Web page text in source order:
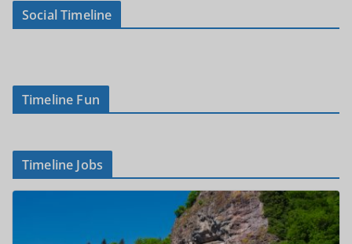
Social Timeline
Timeline Fun
Timeline Jobs